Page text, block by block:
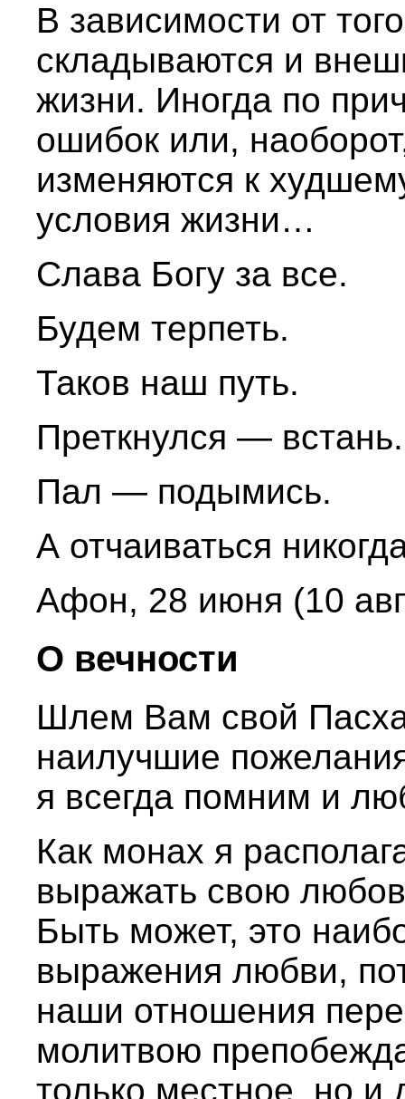
В зависимости от
складываются и
жизни. Иногда по
ошибок или,
изменяются к
условия жизни…
Слава Богу за все.
Будем терпеть.
Таков наш путь.
Преткнулся — встань.
Пал — подымись.
А отчаиваться
Афон, 28 июня (10
О вечности
Шлем Вам свой
наилучшие
я всегда помним и
Как монах я
выражать свою
Быть может, это
выражения любви,
наши отношения
молитвою
только местное, но